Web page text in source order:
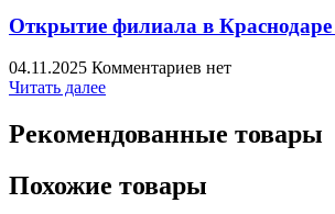
Открытие филиала в
04.11.2025 Комментариев нет
Читать далее
Рекомендованные товары
Похожие товары